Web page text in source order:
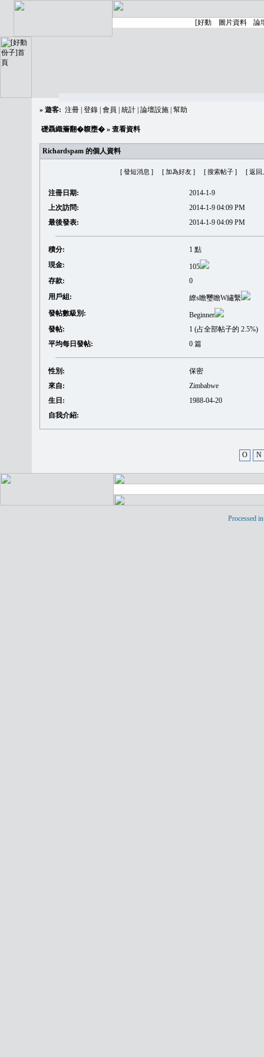
» 遊客: 注冊 登錄 會員 統計 論壇設施 幫助
礎聶織簷翻�䪖壅� » 查看資料
Richardspam 的個人資料
[ 發短消息 ] [ 加為好友 ] [ 搜索帖子 ] [ 返回
注冊日期:
2014-1-9
上次訪問:
2014-1-9 04:09 PM
最後發表:
2014-1-9 04:09 PM
積分:
1 點
現金:
105
存款:
0
用戶組:
繚s瞻璽瞻W繡繫
發帖數級別:
Beginner
發帖:
1 (占全部帖子的 2.5%)
平均每日發帖:
0 篇
性別:
保密
來自:
Zimbabwe
生日:
1988-04-20
自我介紹:
O N
Processed